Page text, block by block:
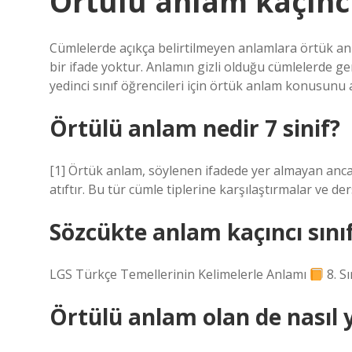
Cümlelerde açıkça belirtilmeyen anlamlara örtük
bir ifade yoktur. Anlamın gizli olduğu cümlelerde
yedinci sınıf öğrencileri için örtük anlam konusunu
Örtülü anlam nedir 7 sinif?
[1] Örtük anlam, söylenen ifadede yer almayan
atıftır. Bu tür cümle tiplerine karşılaştırmalar ve
Sözcükte anlam kaçıncı
LGS Türkçe Temellerinin Kelimelerle Anlamı 8.
Örtülü anlam olan de nasıl